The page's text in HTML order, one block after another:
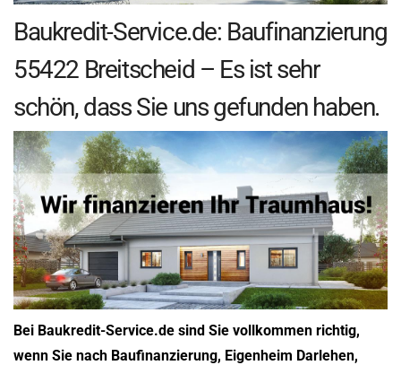
Baukredit-Service.de: Baufinanzierung
55422 Breitscheid – Es ist sehr
schön, dass Sie uns gefunden haben.
Bei Baukredit-Service.de sind Sie vollkommen richtig,
wenn Sie nach Baufinanzierung, Eigenheim Darlehen,